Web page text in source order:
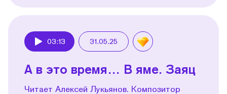
03:13 31.05.25
А в это время… В яме. Заяц
Читает Алексей Лукьянов. Композитор